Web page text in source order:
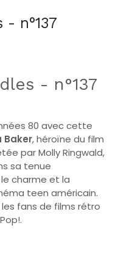
- n°137
- n°137
80 avec cette
Baker, héroïne du film
par Molly Ringwald,
sa tenue
charme et la
teen américain.
fans de films rétro